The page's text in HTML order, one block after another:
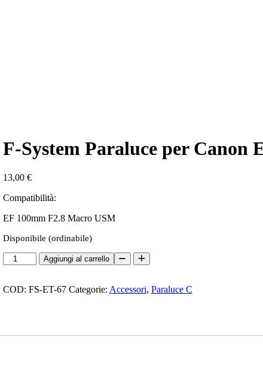
F-System Paraluce per Canon
13,00 €
Compatibilità:
EF 100mm F2.8 Macro USM
Disponibile (ordinabile)
System
per
Aggiungi al carrello
COD: FS-ET-67 Categorie: Accessori, Paraluce C